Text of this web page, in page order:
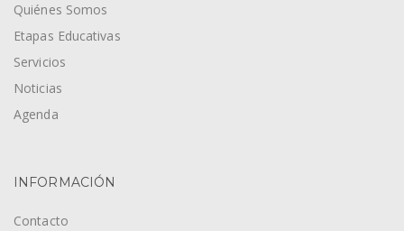
Quiénes Somos
Etapas Educativas
Servicios
Noticias
Agenda
INFORMACIÓN
Contacto